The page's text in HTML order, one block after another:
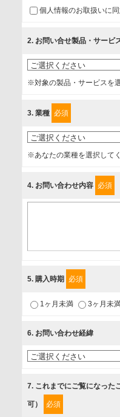
に取扱い、これらで定め
内等のために利用させて
情報を提供されるお客様
的、管理者、提供の有無
確認し、当社への情報提
上げます。
事業者名
個人情報保護責任者
1.当社が取り扱う商品・
2.当社が開催（主催・共
3.お客様の業務内容、及
4.お客様満足度調査等の
第三者提供の有無
個人情報のお取扱いに
2. お問い合せ製品・サービ
※対象の製品・サービスを
3. 業種 必須
※あなたの業種を選択してく
4. お問い合わせ内容 必須
5. 購入時期 必須
1ヶ月未満 3ヶ月未
6. お問い合わせ経緯
7. これまでにご覧になった
可） 必須